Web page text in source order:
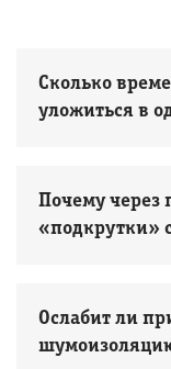
Сколько
уложиться в
Почему через
«подкрутки»
Ослабит ли